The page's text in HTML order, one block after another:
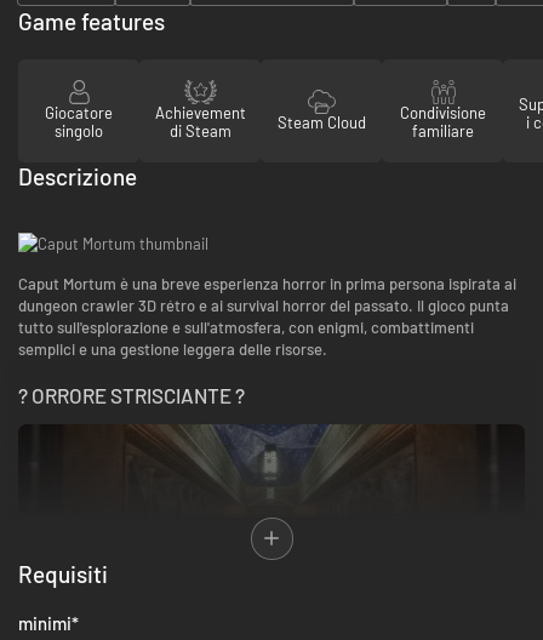
Game features
Giocatore
singolo
Achievement
di Steam
Steam Cloud
Condivisione
familiare
i
Descrizione
Caput Mortum è una breve esperienza horror in prima persona ispirata ai
dungeon crawler 3D rétro e ai survival horror del passato. Il gioco punta
tutto sull'esplorazione e sull'atmosfera, con enigmi, combattimenti
semplici e una gestione leggera delle risorse.
? ORRORE STRISCIANTE ?
Requisiti
minimi*